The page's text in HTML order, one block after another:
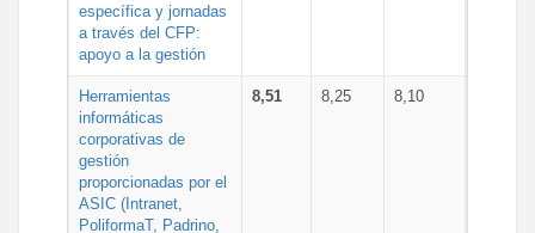
específica y jornadas
a través del CFP:
apoyo a la gestión
Herramientas
informáticas
corporativas de
gestión
proporcionadas por el
ASIC (Intranet,
PoliformaT, Padrino,
8,51 8,25 8,10